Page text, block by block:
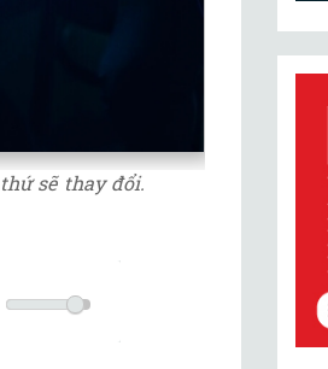
sẽ thay đổi.